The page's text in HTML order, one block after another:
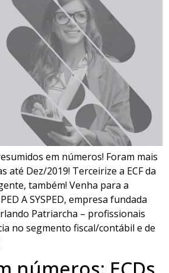
em números! Foram mais
até Dez/2019! Terceirize a ECF da
também! Venha para a
A SYSPED, empresa fundada
Patriarcha – profissionais
no segmento fiscal/contábil e de